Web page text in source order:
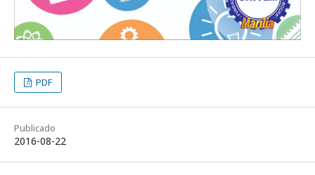
PDF
Publicado
2016-08-22